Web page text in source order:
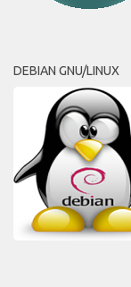
DEBIAN GNU/LINUX